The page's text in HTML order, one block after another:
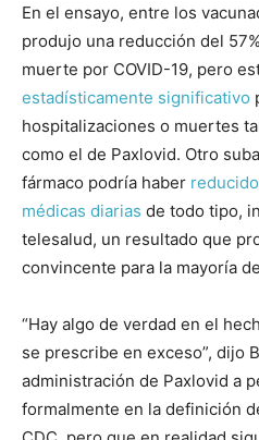
En el ensayo, entre los
produjo una reducción del
muerte por COVID-19, pero
estadísticamente significativo
hospitalizaciones o muertes
como el de Paxlovid. Otro
fármaco podría haber
médicas diarias de todo tipo,
telesalud, un resultado que
convincente para la mayoría
“Hay algo de verdad en el
se prescribe en exceso”, dijo
administración de Paxlovid a
formalmente en la definición